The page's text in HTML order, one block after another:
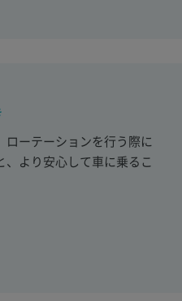
ーテーションを行う際に
より安心して車に乗るこ